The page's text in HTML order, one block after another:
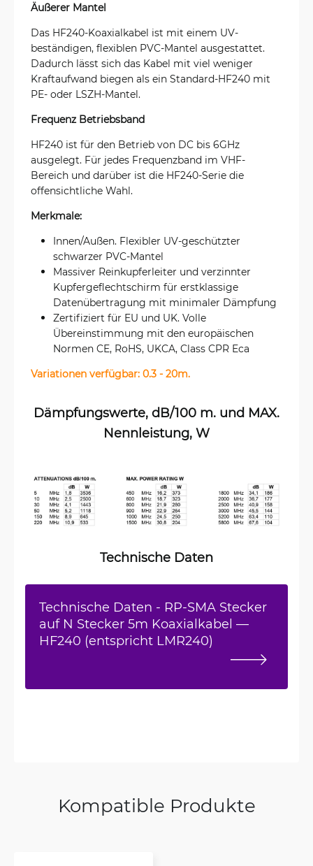
Äußerer Mantel
Das HF240-Koaxialkabel ist mit einem UV-
beständigen, flexiblen PVC-Mantel ausgestattet.
Dadurch lässt sich das Kabel mit viel weniger
Kraftaufwand biegen als ein Standard-HF240 mit
PE- oder LSZH-Mantel.
Frequenz Betriebsband
HF240 ist für den Betrieb von DC bis 6GHz
ausgelegt. Für jedes Frequenzband im VHF-
Bereich und darüber ist die HF240-Serie die
offensichtliche Wahl.
Merkmale:
Innen/Außen. Flexibler UV-geschützter
schwarzer PVC-Mantel
Massiver Reinkupferleiter und verzinnter
Kupfergeflechtschirm für erstklassige
Datenübertragung mit minimaler Dämpfung
Zertifiziert für EU und UK. Volle
Übereinstimmung mit den europäischen
Normen CE, RoHS, UKCA, Class CPR Eca
Variationen verfügbar: 0.3 - 20m.
Dämpfungswerte, dB/100 m. und MAX.
Nennleistung, W
Technische Daten
Technische Daten - RP-SMA Stecker
auf N Stecker 5m Koaxialkabel —
HF240 (entspricht LMR240)
Kompatible Produkte